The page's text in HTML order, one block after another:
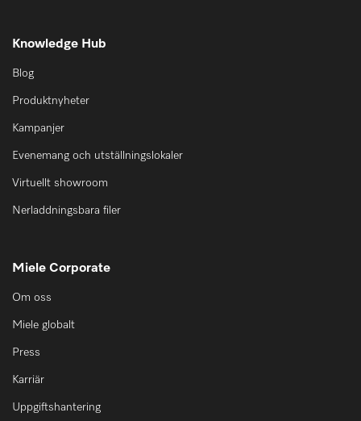
Knowledge Hub
Blog
Produktnyheter
Kampanjer
Evenemang och utställningslokaler
Virtuellt showroom
Nerladdningsbara filer
Miele Corporate
Om oss
Miele globalt
Press
Karriär
Uppgiftshantering